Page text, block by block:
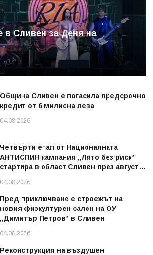
в Сливен за Деня на
Община Сливен е погасила предсрочно
кредит от 6 милиона лева
04.08.2026
Четвърти етап от Националната
АНТИСПИН кампания „Лято без риск“
стартира в област Сливен през август
04.08.2026
Пред приключване е строежът на
новия физкултурен салон на ОУ
„Димитър Петров“ в Сливен
04.08.2026
Реконструкция на въздушен